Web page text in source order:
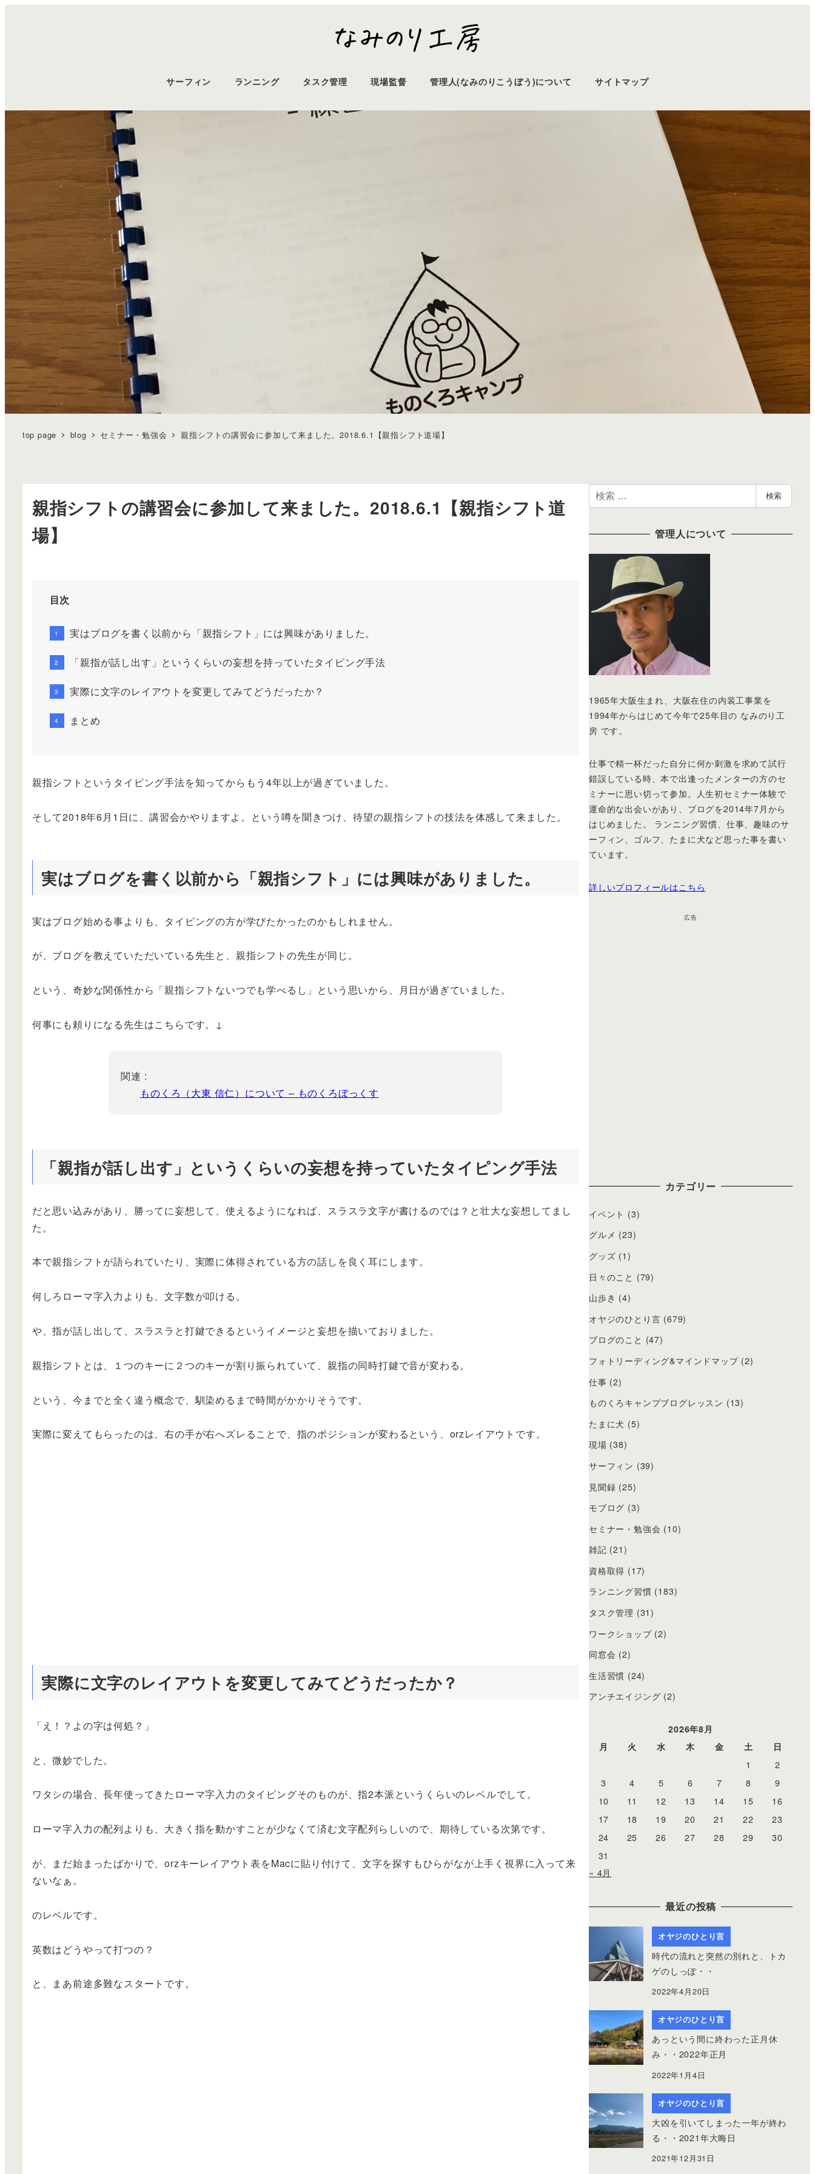
サーフィン ランニング タスク管理 現場監督 管理人(なみのりこうぼう)について サイトマップ
top page blog セミナー・勉強会 親指シフトの講習会に参加して来ました。2018.6.1【親指シフト道場】
親指シフトの講習会に参加して来ました。2018.6.1【親指シフト道
場】
目次
実はブログを書く以前から「親指シフト」には興味がありました。
「親指が話し出す」というくらいの妄想を持っていたタイピング手法
実際に文字のレイアウトを変更してみてどうだったか？
まとめ
親指シフトというタイピング手法を知ってからもう4年以上が過ぎていました。
そして2018年6月1日に、講習会かやりますよ。という噂を聞きつけ、待望の親指シフトの技法を体感して来ました。
実はブログを書く以前から「親指シフト」には興味がありました。
実はブログ始める事よりも、タイピングの方が学びたかったのかもしれません。
が、ブログを教えていただいている先生と、親指シフトの先生が同じ。
という、奇妙な関係性から「親指シフトないつでも学べるし」という思いから、月日が過ぎていました。
何事にも頼りになる先生はこちらです。↓
関連 :
ものくろ（大東 信仁）について – ものくろぼっくす
「親指が話し出す」というくらいの妄想を持っていたタイピング手法
だと思い込みがあり、勝ってに妄想して、使えるようになれば、スラスラ文字が書けるのでは？と壮大な妄想してまし
た。
本で親指シフトが語られていたり、実際に体得されている方の話しを良く耳にします。
何しろローマ字入力よりも、文字数が叩ける。
や、指が話し出して、スラスラと打鍵できるというイメージと妄想を描いておりました。
親指シフトとは、１つのキーに２つのキーが割り振られていて、親指の同時打鍵で音が変わる。
という、今までと全く違う概念で、馴染めるまで時間がかかりそうです。
実際に変えてもらったのは、右の手が右へズレることで、指のポジションが変わるという、orzレイアウトです。
実際に文字のレイアウトを変更してみてどうだったか？
「え！？よの字は何処？」
と、微妙でした。
ワタシの場合、長年使ってきたローマ字入力のタイピングそのものが、指2本派というくらいのレベルでして。
ローマ字入力の配列よりも、大きく指を動かすことが少なくて済む文字配列らしいので、期待している次第です。
が、まだ始まったばかりで、orzキーレイアウト表をMacに貼り付けて、文字を探すもひらがなが上手く視界に入って来
ないなぁ。
のレベルです。
英数はどうやって打つの？
と、まあ前途多難なスタートです。
検
索
検索
管理人について
1965年大阪生まれ、大阪在住の内装工事業を
1994年からはじめて今年で25年目の なみのり工
房 です。
仕事で精一杯だった自分に何か刺激を求めて試行
錯誤している時、本で出逢ったメンターの方のセ
ミナーに思い切って参加。人生初セミナー体験で
運命的な出会いがあり、ブログを2014年7月から
はじめました。 ランニング習慣、仕事、趣味のサ
ーフィン、ゴルフ、たまに犬など思った事を書い
ています。
詳しいプロフィールはこちら
広告
カテゴリー
イベント (3)
グルメ (23)
グッズ (1)
日々のこと (79)
山歩き (4)
オヤジのひとり言 (679)
ブログのこと (47)
フォトリーディング&マインドマップ(2)
仕事 (2)
ものくろキャンプブログレッスン (13)
たまに犬 (5)
現場 (38)
サーフィン (39)
見聞録 (25)
モブログ (3)
セミナー・勉強会 (10)
雑記 (21)
資格取得 (17)
ランニング習慣 (183)
タスク管理 (31)
ワークショップ(2)
同窓会 (2)
生活習慣 (24)
アンチエイジング (2)
2026年8月
月
火 水 木 金 土
日
1
2
3
4 5 6 7 8
9
10
11 12 13 14 15
16
17
18 19 20 21 22
23
24
25 26 27 28 29
30
31
« 4月
最近の投稿
オヤジのひとり言
時代の流れと突然の別れと、トカ
ゲのしっぽ・・
2022年4月20日
オヤジのひとり言
あっという間に終わった正月休
み・・2022年正月
2022年1月4日
オヤジのひとり言
大凶を引いてしまった一年が終わ
る・・2021年大晦日
2021年12月31日